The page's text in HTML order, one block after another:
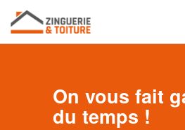
On vous fait
du temps !